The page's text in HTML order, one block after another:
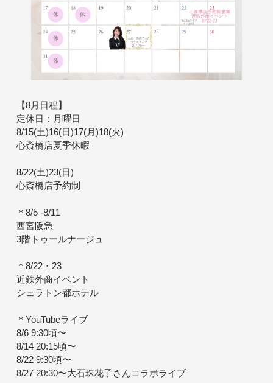
【8月日程】
定休日：月曜日
8/15(土)16(日)17(月)18(火)
心斎橋店夏季休暇
8/22(土)23(日)
心斎橋店予約制
＊8/5 -8/11
西宮阪急
3階トゥールナージュ
＊8/22・23
近鉄外商イベント
シェラトン都ホテル
＊YouTubeライブ
8/6 9:30頃〜
8/14 20:15頃〜
8/22 9:30頃〜
8/27 20:30〜大石珠花子さんコラボライブ